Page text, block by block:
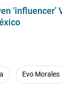
‘influencer’
Evo Morales